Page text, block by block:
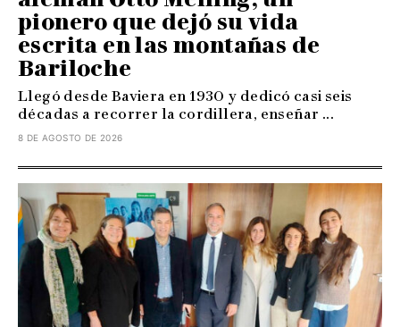
pionero que dejó su vida
escrita en las montañas de
Bariloche
Llegó desde Baviera en 1930 y dedicó casi seis
décadas a recorrer la cordillera, enseñar ...
8 DE AGOSTO DE 2026